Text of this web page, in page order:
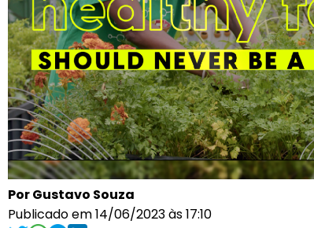
Por Gustavo Souza
Publicado em 14/06/2023 às 17:10